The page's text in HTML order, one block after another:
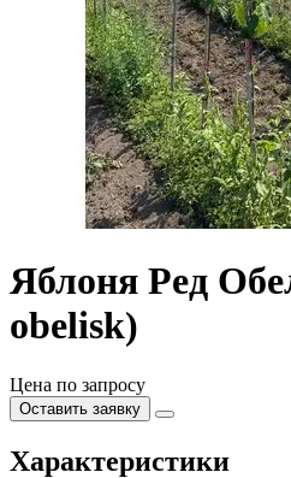
Яблоня Ред
obelisk)
Цена по запросу
Оставить заявку
Характеристики